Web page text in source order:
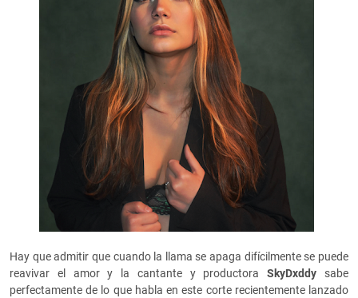
Hay que admitir que cuando la llama se apaga difícilmente se puede
reavivar el amor y la cantante y productoraSkyDxddy sabe
perfectamente de lo que habla en este corte recientemente lanzado